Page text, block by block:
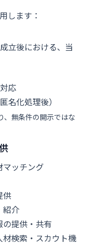
します：
立後における、当
応
名化処理後）
無条件の開示ではな
マッチング
供
紹介
提供・共有
検索・スカウト機